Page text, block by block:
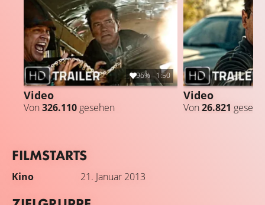
96% 1:50
Video
Von326.110 gesehen
Video
Von26.821
FILMSTARTS
Kino 21. Januar 2013